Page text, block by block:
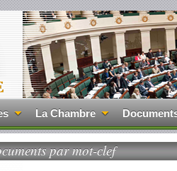
La Chambre
par mot-clef